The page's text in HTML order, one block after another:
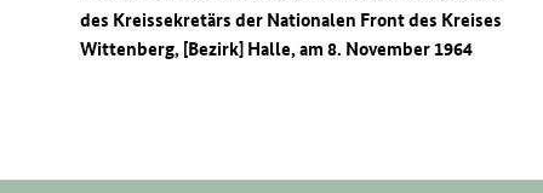
des Kreissekretärs der Nationalen Front des Kreises
Wittenberg, [Bezirk] Halle, am 8. November 1964